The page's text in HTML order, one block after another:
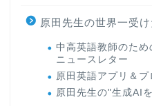
原田先生の世界一受
中高英語教師のた
ニュースレター
原田英語アプリ＆
原田先生の"生成AI